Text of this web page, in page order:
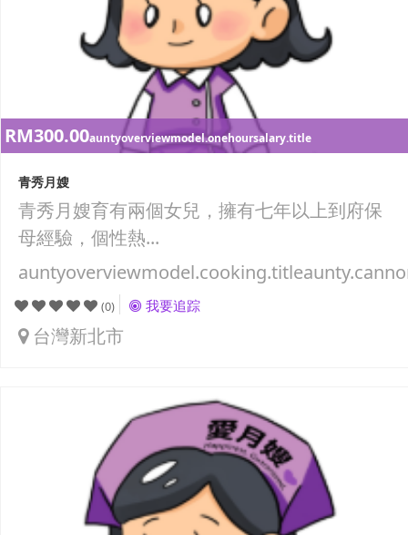
RM300.00auntyoverviewmodel.onehoursalary.title
青秀月嫂
青秀月嫂育有兩個女兒，擁有七年以上到府保
母經驗，個性熱...
(0) 我要追踪
台灣新北市